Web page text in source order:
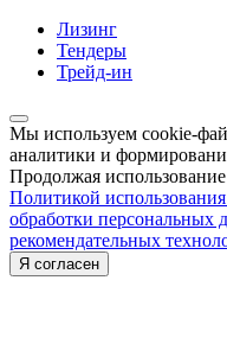
Лизинг
Тендеры
Трейд-ин
Мы используем cookie-
аналитики и
Продолжая
Политикой
обработки персональных
рекомендательных
Я согласен